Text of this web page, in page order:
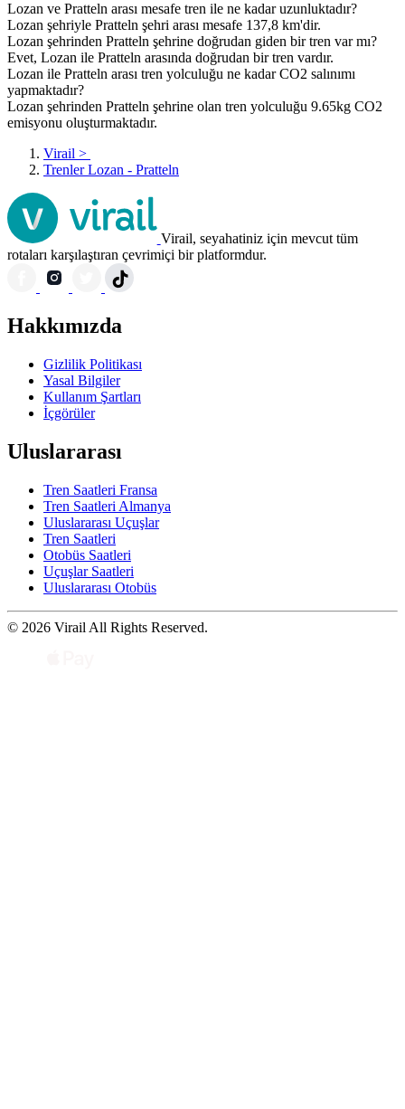
Lozan ve Pratteln arası mesafe tren ile ne kadar uzunluktadır?
Lozan şehriyle Pratteln şehri arası mesafe 137,8 km'dir.
Lozan şehrinden Pratteln şehrine doğrudan giden bir tren var mı?
Evet, Lozan ile Pratteln arasında doğrudan bir tren vardır.
Lozan ile Pratteln arası tren yolculuğu ne kadar CO2 salınımı
yapmaktadır?
Lozan şehrinden Pratteln şehrine olan tren yolculuğu 9.65kg CO2
emisyonu oluşturmaktadır.
Virail >
Trenler Lozan - Pratteln
Virail, seyahatiniz için mevcut tüm
rotaları karşılaştıran çevrimiçi bir platformdur.
Hakkımızda
Gizlilik Politikası
Yasal Bilgiler
Kullanım Şartları
İçgörüler
Uluslararası
Tren Saatleri Fransa
Tren Saatleri Almanya
Uluslararası Uçuşlar
Tren Saatleri
Otobüs Saatleri
Uçuşlar Saatleri
Uluslararası Otobüs
© 2026 Virail All Rights Reserved.